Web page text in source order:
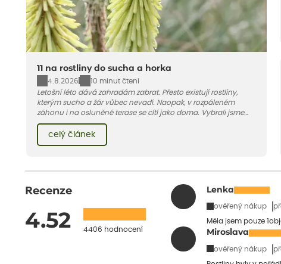
11 na rostliny do sucha a horka
4.8.2026
10 minut čtení
Letošní léto dává zahradám zabrat. Přesto existují rostliny,
kterým sucho a žár vůbec nevadí. Naopak, v rozpáleném
záhonu i na osluněné terase se cítí jako doma. Vybrali jsme
pro vás 11 tipů na odolné druhy, které zvládnou horké a suché
léto bez pravidelné zálivky. Pojďme se podívat, které to jsou.
celý článek
Recenze
4.52 4406 hodnocení
Lenka
ověřený nákup
Měla jsem pouze
Miroslava
ověřený nákup